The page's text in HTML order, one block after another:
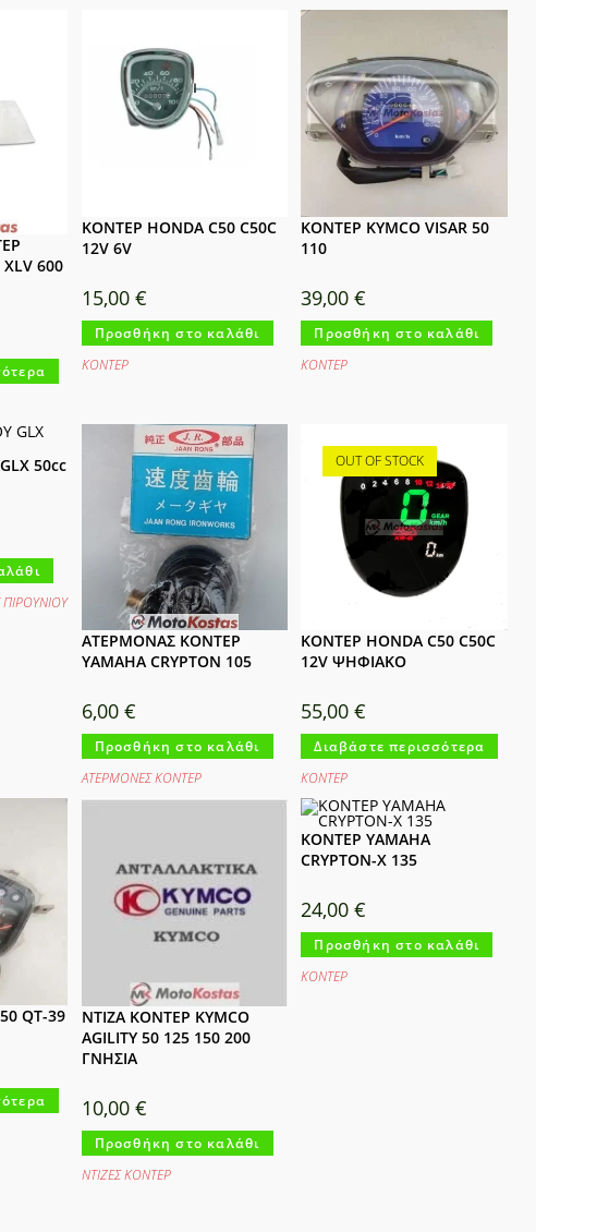
XLV 600
ΚΟΝΤΕΡ HONDA C50 C50C
12V 6V
15,00 €
Προσθήκη στο καλάθι
ΚΟΝΤΕΡ
ΚΟΝΤΕΡ KYMCO VISAR 50
110
39,00€
Προσθήκη στο καλάθι
ΚΟΝΤΕΡ
50cc
ΑΤΕΡΜΟΝΑΣ ΚΟΝΤΕΡ
YAMAHA CRYPTON 105
6,00 €
Προσθήκη στο καλάθι
ΑΤΕΡΜΟΝΕΣ ΚΟΝΤΕΡ
OUT OF STOCK
ΚΟΝΤΕΡ HONDA C50 C50C
12V ΨΗΦΙΑΚΟ
55,00€
Διαβάστε περισσότερα
ΚΟΝΤΕΡ
QT-39
ΝΤΙΖΑ ΚΟΝΤΕΡ KYMCO
AGILITY 50 125 150 200
ΓΝΗΣΙΑ
10,00 €
Προσθήκη στο καλάθι
ΝΤΙΖΕΣ ΚΟΝΤΕΡ
ΚΟΝΤΕΡ YAMAHA
CRYPTON-X 135
24,00€
Προσθήκη στο καλάθι
ΚΟΝΤΕΡ